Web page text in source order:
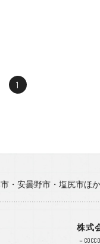
1
・安曇野市・塩尻市ほ
株式
－